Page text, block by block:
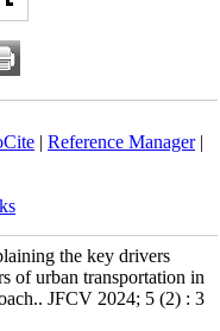
| Reference Manager|
the key drivers
of urban transportation in
JFCV 2024; 5 (2) : 3